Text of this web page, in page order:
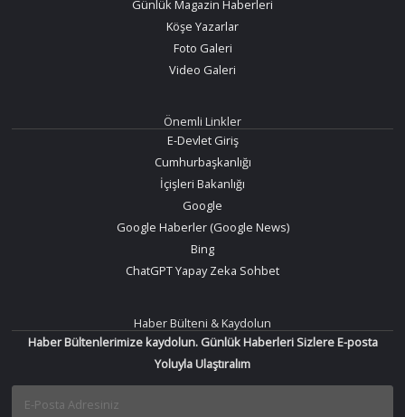
Günlük Magazin Haberleri
Köşe Yazarlar
Foto Galeri
Video Galeri
Önemli Linkler
E-Devlet Giriş
Cumhurbaşkanlığı
İçişleri Bakanlığı
Google
Google Haberler (Google News)
Bing
ChatGPT Yapay Zeka Sohbet
Haber Bülteni & Kaydolun
Haber Bültenlerimize kaydolun. Günlük Haberleri Sizlere E-posta
Yoluyla Ulaştıralım